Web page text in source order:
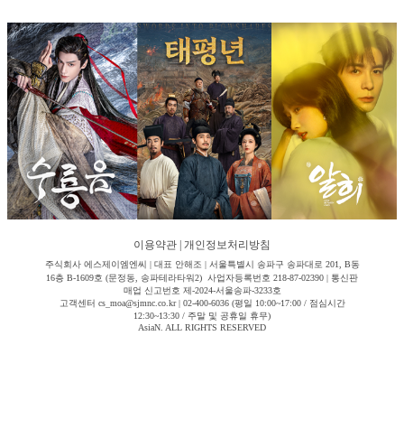
이용약관 개인정보처리방침
주식회사 에스제이엠엔씨 | 대표 안해조 | 서울특별시 송파구 송파대로 201, B동
16층 B-1609호 (문정동, 송파테라타워2) 사업자등록번호 218-87-02390 | 통신판
매업 신고번호 제-2024-서울송파-3233호
고객센터 cs_moa@sjmnc.co.kr | 02-400-6036 (평일 10:00~17:00 / 점심시간
12:30~13:30 / 주말 및 공휴일 휴무)
AsiaN. ALL RIGHTS RESERVED